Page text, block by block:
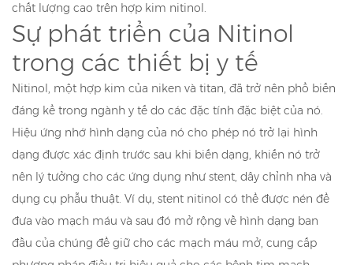
chất lượng cao trên hợp kim nitinol.
Sự phát triển của Nitinol
trong các thiết bị y tế
Nitinol, một hợp kim của niken và titan, đã trở nên phổ biến
đáng kể trong ngành y tế do các đặc tính đặc biệt của nó.
Hiệu ứng nhớ hình dạng của nó cho phép nó trở lại hình
dạng được xác định trước sau khi biến dạng, khiến nó trở
nên lý tưởng cho các ứng dụng như stent, dây chỉnh nha và
dụng cụ phẫu thuật. Ví dụ, stent nitinol có thể được nén để
đưa vào mạch máu và sau đó mở rộng về hình dạng ban
đầu của chúng để giữ cho các mạch máu mở, cung cấp